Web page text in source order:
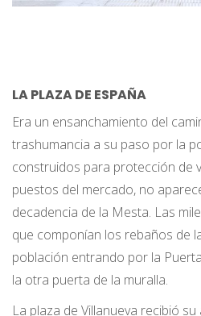
LA PLAZA DE ESPAÑA
Era un ensanchamiento del
trashumancia a su paso por la
construidos para protección de
puestos del mercado, no
decadencia de la Mesta. Las
que componían los rebaños de
población entrando por la
la otra puerta de la muralla.
La plaza de Villanueva recibió